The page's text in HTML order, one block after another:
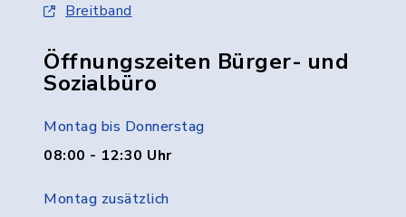
Breitband
Öffnungszeiten Bürger- und
Sozialbüro
Montag bis Donnerstag
08:00 - 12:30 Uhr
Montag zusätzlich